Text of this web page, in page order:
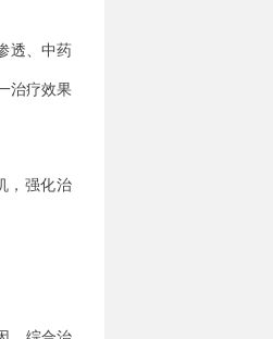
透、中药
治疗效果
，强化治